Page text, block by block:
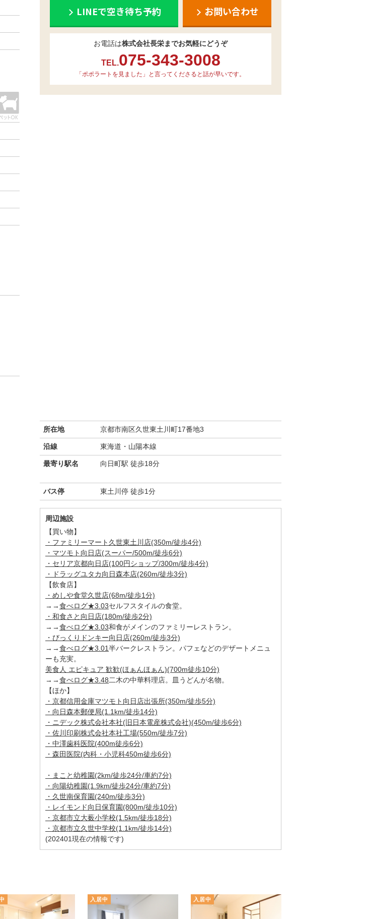
LINEで空き待ち予約 お問い合わせ
お電話は株式会社長栄までお気軽にどうぞ
TEL.075-343-3008
「ポポラートを見ました」と言ってくださると話が早いです。
所在地 京都市南区久世東土川町17番地3
沿線 東海道・山陽本線
最寄り駅名 向日町駅 徒歩18分
バス停 東土川停 徒歩1分
周辺施設
【買い物】
・ファミリーマート久世東土川店(350m/徒歩4分)
・マツモト向日店(スーパー/500m/徒歩6分)
・セリア京都向日店(100円ショップ/300m/徒歩4分)
・ドラッグユタカ向日森本店(260m/徒歩3分)
【飲食店】
・めしや食堂久世店(68m/徒歩1分)
→→食べログ★3.03セルフスタイルの食堂。
・和食さと向日店(180m/徒歩2分)
→→食べログ★3.03和食がメインのファミリーレストラン。
・びっくりドンキー向日店(260m/徒歩3分)
→→食べログ★3.01半バークレストラン。パフェなどのデザートメニュ
ーも充実。
美食人 エピキュア 歓歓(ほぁんほぁん)(700m徒歩10分)
→→食べログ★3.48二木の中華料理店。皿うどんが名物。
【ほか】
・京都信用金庫マツモト向日店出張所(350m/徒歩5分)
・向日森本郵便局(1.1km/徒歩14分)
・ニデック株式会社本社(旧日本電産株式会社)(450m/徒歩6分)
・佐川印刷株式会社本社工場(550m/徒歩7分)
・中澤歯科医院(400m徒歩6分)
・森田医院(内科・小児科450m徒歩6分)
・まこと幼稚園(2km/徒歩24分/車約7分)
・向陽幼稚園(1.9km/徒歩24分/車約7分)
・久世南保育園(240m/徒歩3分)
・レイモンド向日保育園(800m/徒歩10分)
・京都市立大薮小学校(1.5km/徒歩18分)
・京都市立久世中学校(1.1km/徒歩14分)
(202401現在の情報です)